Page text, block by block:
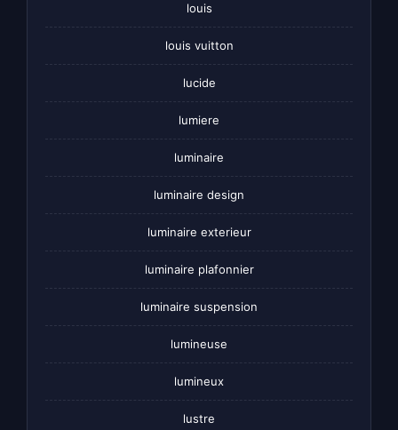
louis
louis vuitton
lucide
lumiere
luminaire
luminaire design
luminaire exterieur
luminaire plafonnier
luminaire suspension
lumineuse
lumineux
lustre